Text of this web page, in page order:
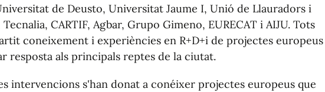
de Deusto, Universitat Jaume I, Unió de Llauradors i
Tecnalia, CARTIF, Agbar, Grupo Gimeno, EURECAT i AIJU. Tots
coneixement i experiències en R+D+i de projectes europeus
resposta als principals reptes de la ciutat.
intervencions s'han donat a conéixer projectes europeus que